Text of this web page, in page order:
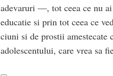
adevaruri —, tot ceea ce nu
educatie si prin tot ceea ce
ciuni si de prostii amestecate
adolescentului, care vrea sa